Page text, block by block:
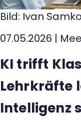
Über uns
Kontakt
Bild: Ivan
07.05.2026 |
KI trifft
Lehrkräfte
Intelligenz